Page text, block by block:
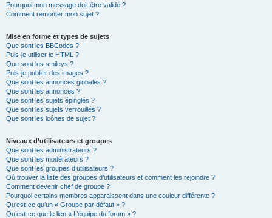
Pourquoi mon message doit être validé ?
Comment remonter mon sujet ?
Mise en forme et types de sujets
Que sont les BBCodes ?
Puis-je utiliser le HTML ?
Que sont les smileys ?
Puis-je publier des images ?
Que sont les annonces globales ?
Que sont les annonces ?
Que sont les sujets épinglés ?
Que sont les sujets verrouillés ?
Que sont les icônes de sujet ?
Niveaux d’utilisateurs et groupes
Que sont les administrateurs ?
Que sont les modérateurs ?
Que sont les groupes d’utilisateurs ?
Où trouver la liste des groupes d’utilisateurs et comment les rejoindre ?
Comment devenir chef de groupe ?
Pourquoi certains membres apparaissent dans une couleur différente ?
Qu’est-ce qu’un « Groupe par défaut » ?
Qu’est-ce que le lien « L’équipe du forum » ?